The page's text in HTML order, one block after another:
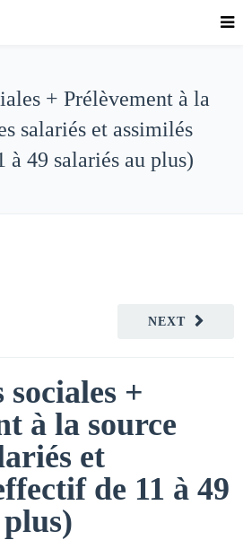
+ Prélèvement à la
salariés et assimilés
à 49 salariés au plus)
NEXT
+
à la source
et
de 11 à 49